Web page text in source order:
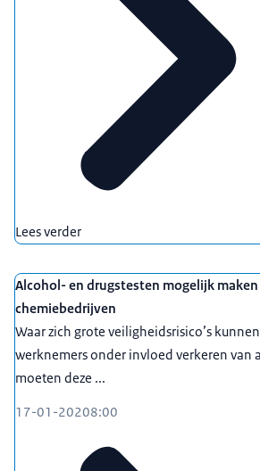
Lees verder
Alcohol- en drugstesten mogelijk
chemiebedrijven
Waar zich grote veiligheidsrisico’s
werknemers onder invloed verkeren van
moeten deze ...
17-01-20208:00